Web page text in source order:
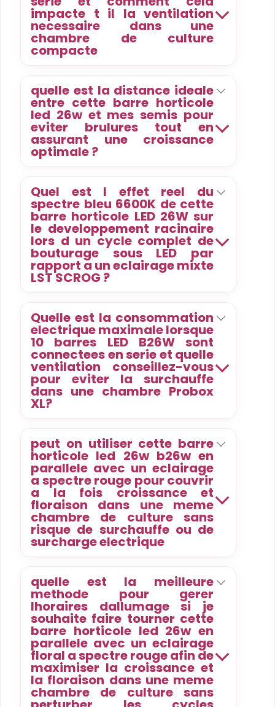
impacte t il la ventilation
necessaire dans une
chambre de culture
compacte
quelle est la distance ideale
entre cette barre horticole
led 26w et mes semis pour
eviter brulures tout en
assurant une croissance
optimale ?
Quel est l effet reel du
spectre bleu 6600K de cette
barre horticole LED 26W sur
le developpement racinaire
lors d un cycle complet de
bouturage sous LED par
rapport a un eclairage mixte
LST SCROG ?
Quelle est la consommation
electrique maximale lorsque
10 barres LED B26W sont
connectees en serie et quelle
ventilation conseillez-vous
pour eviter la surchauffe
dans une chambre Probox
XL?
peut on utiliser cette barre
horticole led 26w b26w en
parallele avec un eclairage
a spectre rouge pour couvrir
a la fois croissance et
floraison dans une meme
chambre de culture sans
risque de surchauffe ou de
surcharge electrique
quelle est la meilleure
methode pour gerer
lhoraires dallumage si je
souhaite faire tourner cette
barre horticole led 26w en
parallele avec un eclairage
floral a spectre rouge afin de
maximiser la croissance et
la floraison dans une meme
chambre de culture sans